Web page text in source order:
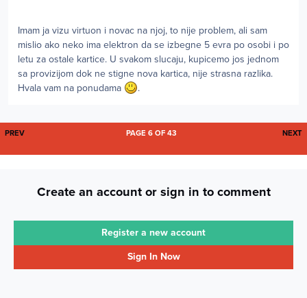
Imam ja vizu virtuon i novac na njoj, to nije problem, ali sam
mislio ako neko ima elektron da se izbegne 5 evra po osobi i po
letu za ostale kartice. U svakom slucaju, kupicemo jos jednom
sa provizijom dok ne stigne nova kartica, nije strasna razlika.
Hvala vam na ponudama
.
FIRST PAGE
PREV NEXT
PAGE 6 OF 43
Create an account or sign in to comment
Register a new account
Sign In Now